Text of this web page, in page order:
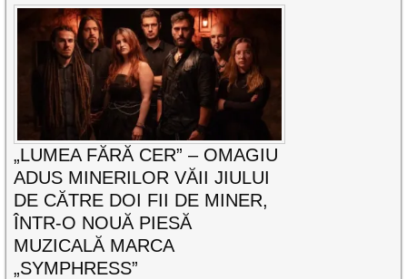
„LUMEA FĂRĂ CER” – OMAGIU
ADUS MINERILOR VĂII JIULUI
DE CĂTRE DOI FII DE MINER,
ÎNTR-O NOUĂ PIESĂ
MUZICALĂ MARCA
„SYMPHRESS”